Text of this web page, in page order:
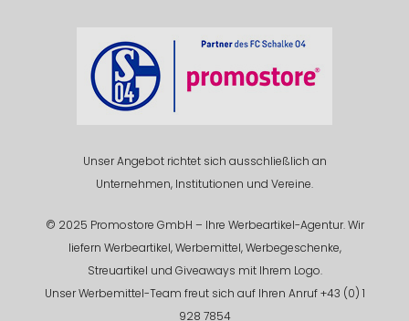
Unser Angebot richtet sich ausschließlich an
Unternehmen, Institutionen und Vereine.
© 2025 Promostore GmbH – Ihre Werbeartikel-Agentur. Wir
liefern Werbeartikel, Werbemittel, Werbegeschenke,
Streuartikel und Giveaways mit Ihrem Logo.
Unser Werbemittel-Team freut sich auf Ihren Anruf +43 (0) 1
928 7854